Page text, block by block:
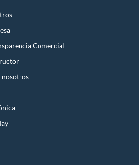
Comercial
nosotros